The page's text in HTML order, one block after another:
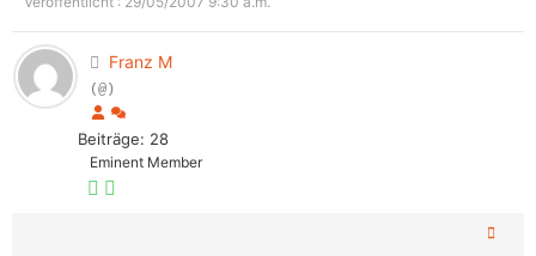
Franz M
(@)
Beiträge: 28
Eminent Member